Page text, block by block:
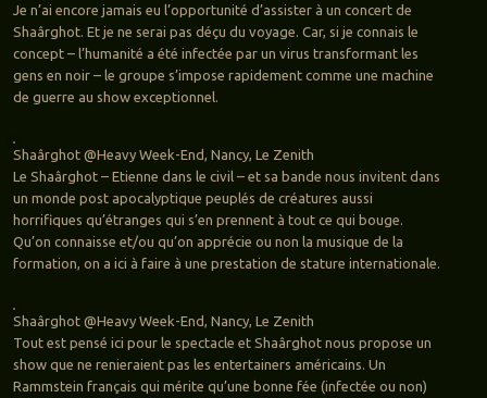
Je n’ai encore jamais eu l’opportunité d’assister à un concert de
Shaârghot. Et je ne serai pas déçu du voyage. Car, si je connais le
concept – l’humanité a été infectée par un virus transformant les
gens en noir – le groupe s’impose rapidement comme une machine
de guerre au show exceptionnel.
Shaârghot @Heavy Week-End, Nancy, Le Zenith
Le Shaârghot – Etienne dans le civil – et sa bande nous invitent dans
un monde post apocalyptique peuplés de créatures aussi
horrifiques qu’étranges qui s’en prennent à tout ce qui bouge.
Qu’on connaisse et/ou qu’on apprécie ou non la musique de la
formation, on a ici à faire à une prestation de stature internationale.
Shaârghot @Heavy Week-End, Nancy, Le Zenith
Tout est pensé ici pour le spectacle et Shaârghot nous propose un
show que ne renieraient pas les entertainers américains. Un
Rammstein français qui mérite qu’une bonne fée (infectée ou non)